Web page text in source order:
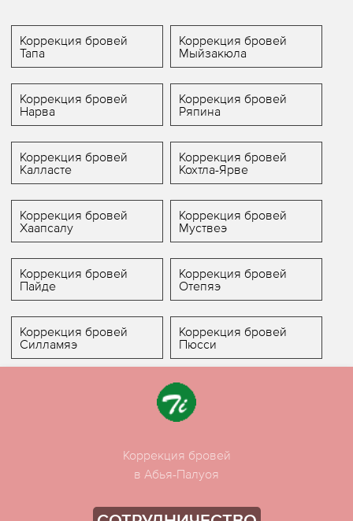
Коррекция бровей
Тапа
Коррекция бровей
Мыйзакюла
Коррекция бровей
Нарва
Коррекция бровей
Ряпина
Коррекция бровей
Калласте
Коррекция бровей
Кохтла-Ярве
Коррекция бровей
Хаапсалу
Коррекция бровей
Муствеэ
Коррекция бровей
Пайде
Коррекция бровей
Отепяэ
Коррекция бровей
Силламяэ
Коррекция бровей
Пюсси
Коррекция бровей
в Абья-Палуоя